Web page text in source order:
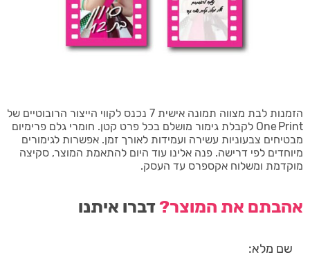
הזמנות לבת מצווה תמונה אישית 7 נכנס לקווי הייצור הרובוטיים של
One Print לקבלת גימור מושלם בכל פרט קטן. חומרי גלם פרימיום
מבטיחים צבעוניות עשירה ועמידות לאורך זמן. אפשרות לגימורים
מיוחדים לפי דרישה. פנה אלינו עוד היום להתאמת המוצר, סקיצה
מוקדמת ומשלוח אקספרס עד העסק.
אהבתם את המוצר?דברו איתנו